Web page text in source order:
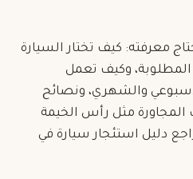
معرفته: كيف تختار السيارة
المطلوبة، وكيف تعمل
والشهري، ونصائح
المجاورة مثل رأس الخيمة
دليل استئجار سيارة في